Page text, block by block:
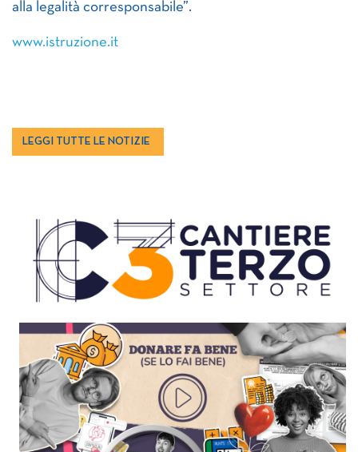
alla legalità corresponsabile”.
www.istruzione.it
LEGGI TUTTE LE NOTIZIE